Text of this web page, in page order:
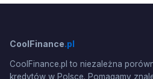
CoolFinance.pl
CoolFinance.pl to niezależna
kredytów w Polsce. Pomagamy